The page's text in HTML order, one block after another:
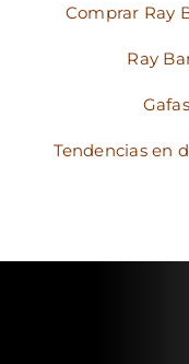
Comprar Ray
Ray
Tendencias en